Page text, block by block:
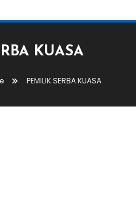
KUASA
PEMILIK SERBA KUASA